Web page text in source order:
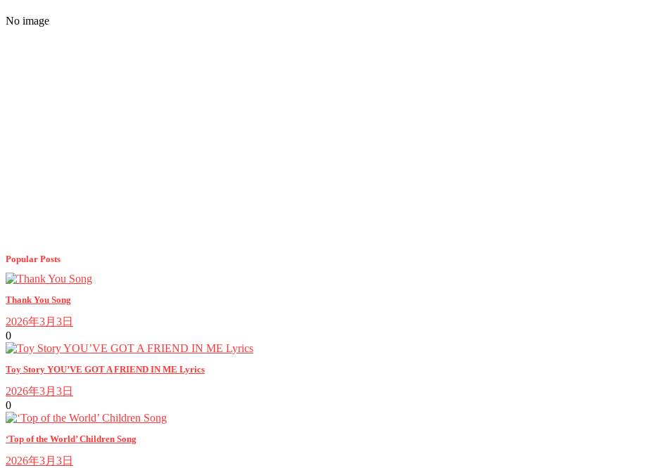
No image
Popular Posts
Thank You Song
2026年3月3日
0
Toy Story YOU’VE GOT A FRIEND IN ME Lyrics
2026年3月3日
0
‘Top of the World’ Children Song
2026年3月3日